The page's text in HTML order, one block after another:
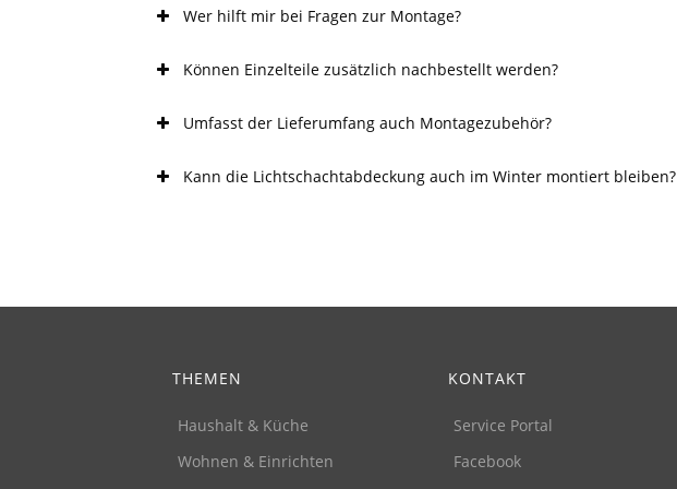
Wer hilft mir bei Fragen zur Montage?
Können Einzelteile zusätzlich nachbestellt werden?
Umfasst der Lieferumfang auch Montagezubehör?
Kann die Lichtschachtabdeckung auch im Winter montiert bleiben?
THEMEN
Haushalt & Küche
Wohnen & Einrichten
KONTAKT
Service Portal
Facebook